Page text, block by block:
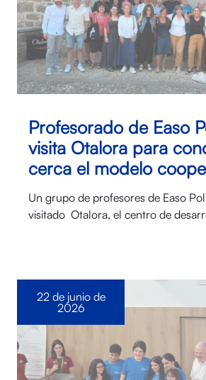
Profesorado de Easo
visita Otalora para
cerca el modelo
Un grupo de profesores de Easo
visitado Otalora⁠, el centro de
22 de junio de
2026